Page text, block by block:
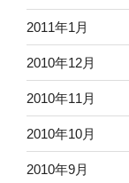
2011年1月
2010年12月
2010年11月
2010年10月
2010年9月